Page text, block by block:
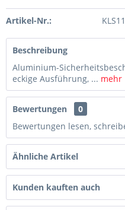
Artikel-Nr.:
Beschreibung
Aluminium-
eckige Ausführung, ... mehr
Bewertungen
0
Bewertungen lesen,
Ähnliche Artikel
Kunden kauften auch